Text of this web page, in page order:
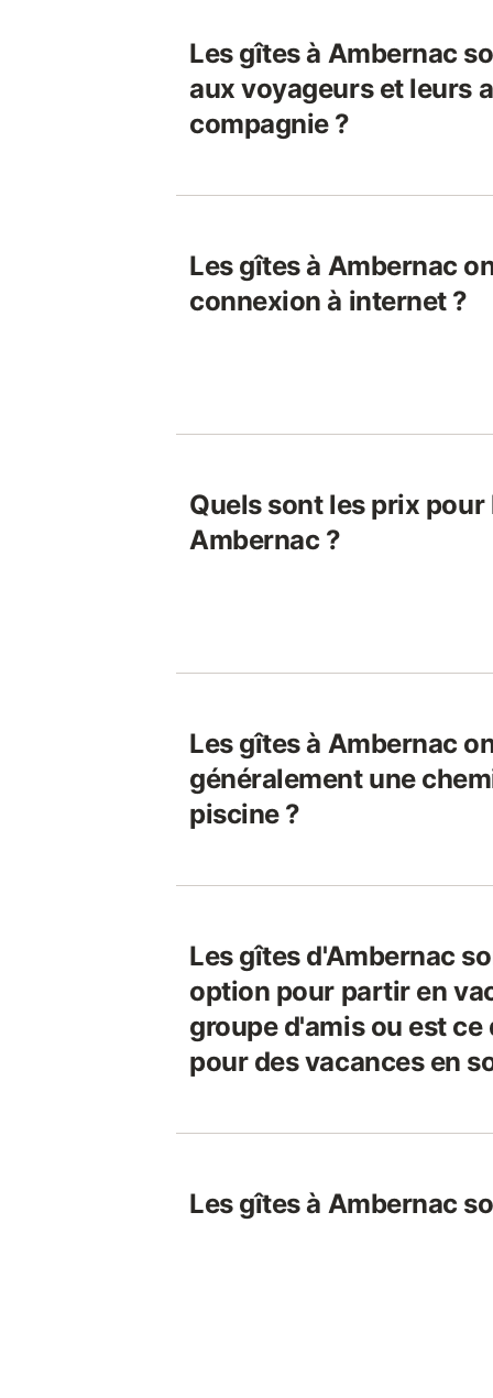
Les gîtes à Ambernac
aux voyageurs et leurs
compagnie ?
Les gîtes à Ambernac
connexion à internet ?
Quels sont les prix pour
Ambernac ?
Les gîtes à Ambernac
généralement une
piscine ?
Les gîtes d'Ambernac
option pour partir en
groupe d'amis ou est
pour des vacances en
Les gîtes à Ambernac